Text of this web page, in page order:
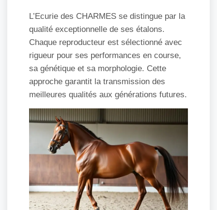
L’Ecurie des CHARMES se distingue par la
qualité exceptionnelle de ses étalons.
Chaque reproducteur est sélectionné avec
rigueur pour ses performances en course,
sa génétique et sa morphologie. Cette
approche garantit la transmission des
meilleures qualités aux générations futures.